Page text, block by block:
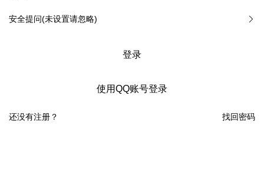
安全提问(未设置请忽略)
登录
使用QQ账号登录
找回密码
还没有注册？